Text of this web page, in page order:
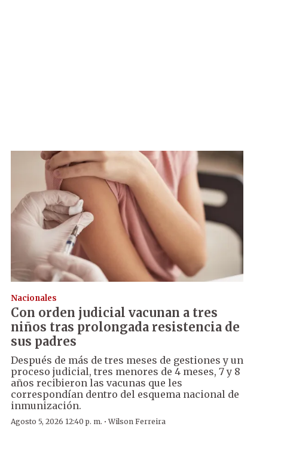
Nacionales
Con orden judicial vacunan a tres
niños tras prolongada resistencia de
sus padres
Después de más de tres meses de gestiones y un
proceso judicial, tres menores de 4 meses, 7 y 8
años recibieron las vacunas que les
correspondían dentro del esquema nacional de
inmunización.
Agosto 5, 2026 12:40 p. m. ·Wilson Ferreira